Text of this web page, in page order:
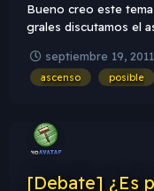
Bueno creo este
grales discutamos el
creo que es mucho
mucho con el server
septiembre 19,
ascenso posible
[Debate] ¿Es